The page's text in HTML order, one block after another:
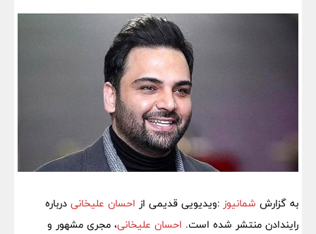
به گزارش شمانیوز :ویدیویی قدیمی از احسان علیخانی درباره
رایندادن منتشر شده است. احسان علیخانی، مجری مشهور و